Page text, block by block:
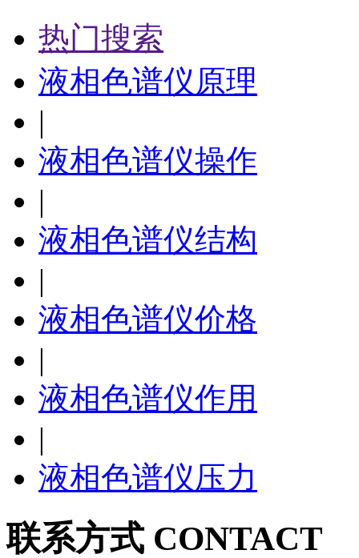
热门搜索
液相色谱仪原理
|
液相色谱仪操作
|
液相色谱仪结构
|
液相色谱仪价格
|
液相色谱仪作用
|
液相色谱仪压力
联系方式 CONTACT